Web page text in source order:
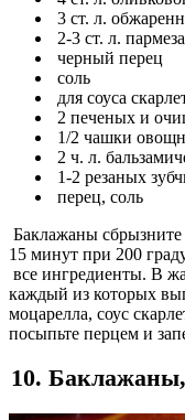
3 ст. л.
2-3 ст. л.
черный перец
соль
для соуса
2 печеных и
1/2 чашки
2 ч. л.
1-2 резаных
перец, соль
Баклажаны сбрызните
15 минут при 200
все ингредиенты. В
каждый из которых
моцарелла, соус
посыпьте перцем и
10.